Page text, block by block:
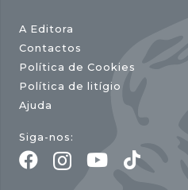
A Editora
Contactos
Política de Cookies
Política de litígio
Ajuda
Siga-nos: